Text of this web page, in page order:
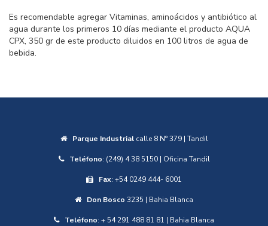
Es recomendable agregar Vitaminas, aminoácidos y antibiótico al
agua durante los primeros 10 días mediante el producto AQUA
CPX, 350 gr de este producto diluidos en 100 litros de agua de
bebida.
Parque Industrialcalle 8 N° 379 | Tandil
Teléfono: (249) 4 38 5150 | Oficina Tandil
Fax: +54 0249 444- 6001
Don Bosco 3235 | Bahia Blanca
Teléfono: + 54 291 488 81 81 | Bahia Blanca